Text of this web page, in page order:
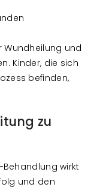
Wundheilung und
Kinder, die sich
befinden,
zu
Behandlung wirkt
und den